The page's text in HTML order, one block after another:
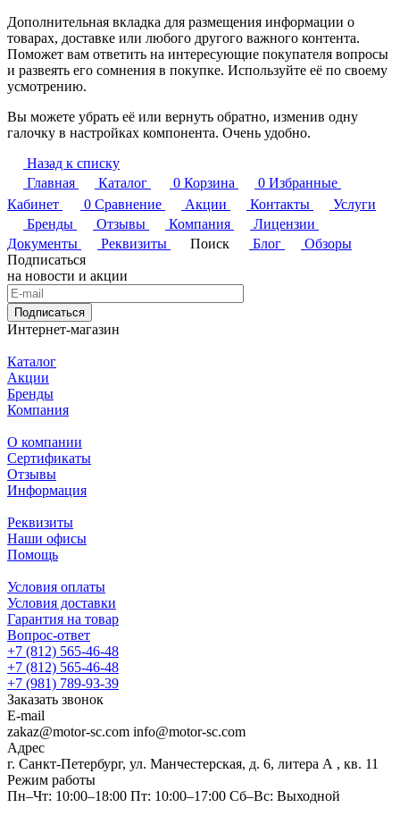
Дополнительная вкладка для размещения информации о
товарах, доставке или любого другого важного контента.
Поможет вам ответить на интересующие покупателя вопросы
и развеять его сомнения в покупке. Используйте её по своему
усмотрению.
Вы можете убрать её или вернуть обратно, изменив одну
галочку в настройках компонента. Очень удобно.
Назад к списку
Главная
Каталог 0 Корзина 0 Избранные
Кабинет
0 Сравнение Акции Контакты
Услуги
Бренды
Отзывы Компания
Лицензии
Документы
Реквизиты Поиск Блог
Обзоры
Подписаться
на новости и акции
Подписаться
Интернет-магазин
Каталог
Акции
Бренды
Компания
О компании
Сертификаты
Отзывы
Информация
Реквизиты
Наши офисы
Помощь
Условия оплаты
Условия доставки
Гарантия на товар
Вопрос-ответ
+7 (812) 565-46-48
+7 (812) 565-46-48
+7 (981) 789-93-39
Заказать звонок
E-mail
zakaz@motor-sc.com info@motor-sc.com
Адрес
г. Санкт-Петербург, ул. Манчестерская, д. 6, литера А , кв. 11
Режим работы
Пн–Чт: 10:00–18:00 Пт: 10:00–17:00 Сб–Вс: Выходной